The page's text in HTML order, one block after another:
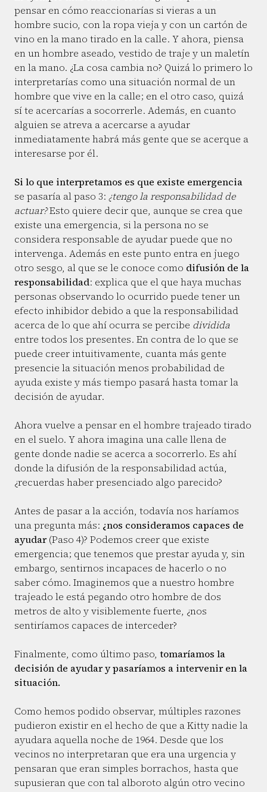
pensar en cómo reaccionarías si vieras a un
hombre sucio, con la ropa vieja y con un cartón de
vino en la mano tirado en la calle. Y ahora, piensa
en un hombre aseado, vestido de traje y un maletín
en la mano. ¿La cosa cambia no? Quizá lo primero lo
interpretarías como una situación normal de un
hombre que vive en la calle; en el otro caso, quizá
sí te acercarías a socorrerle. Además, en cuanto
alguien se atreva a acercarse a ayudar
inmediatamente habrá más gente que se acerque a
interesarse por él.
Si lo que interpretamos es que existe emergencia
se pasaría al paso 3: ¿tengo la responsabilidad de
actuar?Esto quiere decir que, aunque se crea que
existe una emergencia, si la persona no se
considera responsable de ayudar puede que no
intervenga. Además en este punto entra en juego
otro sesgo, al que se le conoce como difusión de la
responsabilidad: explica que el que haya muchas
personas observando lo ocurrido puede tener un
efecto inhibidor debido a que la responsabilidad
acerca de lo que ahí ocurra se percibe dividida
entre todos los presentes. En contra de lo que se
puede creer intuitivamente, cuanta más gente
presencie la situación menos probabilidad de
ayuda existe y más tiempo pasará hasta tomar la
decisión de ayudar.
Ahora vuelve a pensar en el hombre trajeado tirado
en el suelo. Y ahora imagina una calle llena de
gente donde nadie se acerca a socorrerlo. Es ahí
donde la difusión de la responsabilidad actúa,
¿recuerdas haber presenciado algo parecido?
Antes de pasar a la acción, todavía nos haríamos
una pregunta más: ¿nos consideramos capaces de
ayudar(Paso 4)? Podemos creer que existe
emergencia; que tenemos que prestar ayuda y, sin
embargo, sentirnos incapaces de hacerlo o no
saber cómo. Imaginemos que a nuestro hombre
trajeado le está pegando otro hombre de dos
metros de alto y visiblemente fuerte, ¿nos
sentiríamos capaces de interceder?
Finalmente, como último paso, tomaríamos la
decisión de ayudar y pasaríamos a intervenir en la
situación.
Como hemos podido observar, múltiples razones
pudieron existir en el hecho de que a Kitty nadie la
ayudara aquella noche de 1964. Desde que los
vecinos no interpretaran que era una urgencia y
pensaran que eran simples borrachos, hasta que
supusieran que con tal alboroto algún otro vecino